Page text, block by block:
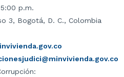
p.m.
3, Bogotá, D. C., Colombia